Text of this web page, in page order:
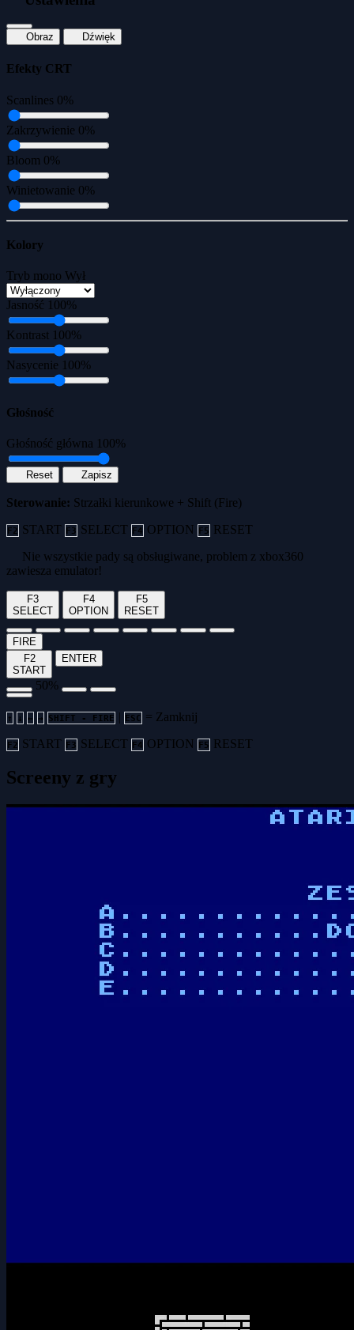
Obraz Dźwięk
Efekty CRT
Scanlines 0%
Zakrzywienie 0%
Bloom 0%
Winietowanie 0%
Kolory
Tryb mono Wył
Jasność 100%
Kontrast 100%
Nasycenie 100%
Głośność
Głośność główna 100%
Reset Zapisz
Sterowanie: Strzałki kierunkowe + Shift (Fire)
F2 START F3 SELECT F4 OPTION F5 RESET
Nie wszystkie pady są obsługiwane, problem z xbox360
zawiesza emulator!
F3
SELECT
F4
OPTION
F5
RESET
FIRE
F2
START
ENTER
50%
↑ ↓ ← → SHIFT - FIRE | ESC = Zamknij
F2 START F3 SELECT F4 OPTION F5 RESET
Screeny z gry